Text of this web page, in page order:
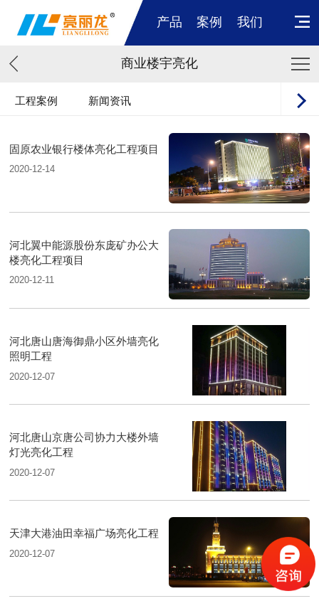
产品 案例 我们
商业楼宇亮化
工程案例 新闻资讯
固原农业银行楼体亮化工程项目
2020-12-14
河北翼中能源股份东庞矿办公大
楼亮化工程项目
2020-12-11
河北唐山唐海御鼎小区外墙亮化
照明工程
2020-12-07
河北唐山京唐公司协力大楼外墙
灯光亮化工程
2020-12-07
天津大港油田幸福广场亮化工程
2020-12-07